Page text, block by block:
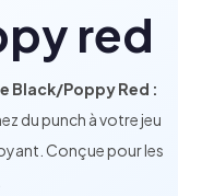
red
Black/Poppy Red :
du punch à votre jeu
Conçue pour les